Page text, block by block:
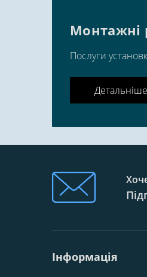
Монтажні
Послуги
Детальніше
Інформація